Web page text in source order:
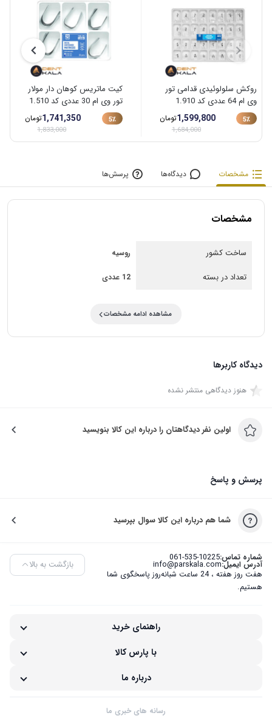
روکش سلولوئیدی قدامی تور
وی ام 64 عددی کد 1.910
5٪ 1,599,800تومان
1,684,000
کیت ماتریس کوهان دار مولار
تور وی ام 30 عددی کد 1.510
5٪ 1,741,350تومان
1,833,000
مشخصات دیدگاه‌ها پرسش‌ها
مشخصات
ساخت کشور روسیه
تعداد در بسته 12 عددی
مشاهده ادامه مشخصات
دیدگاه کاربرها
هنوز دیدگاهی منتشر نشده
اولین نفر دیدگاهتان را درباره این کالا بنویسید
پرسش و پاسخ
شما هم درباره این کالا سوال بپرسید
شماره تماس:061-535-10225
آدرس ایمیل:info@parskala.com
هفت روز هفته ، 24 ساعت شبانه‌روز پاسخگوی شما
هستیم.
بازگشت به بالا
راهنمای خرید
با پارس کالا
درباره ما
رسانه های خبری ما